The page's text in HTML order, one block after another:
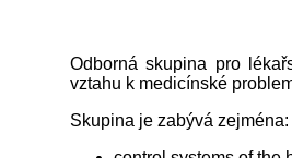
Odborná skupina pro
vztahu k medicínské
Skupina je zabývá zejména: